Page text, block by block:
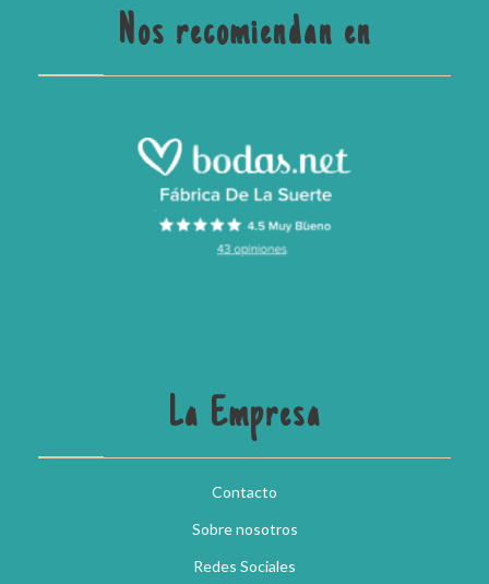
Nos recomiendan en
La Empresa
Contacto
Sobre nosotros
Redes Sociales